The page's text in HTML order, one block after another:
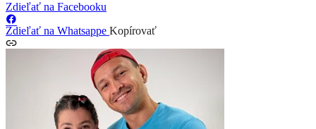
Zdieľať na Facebooku
Zdieľať na Whatsappe Kopírovať